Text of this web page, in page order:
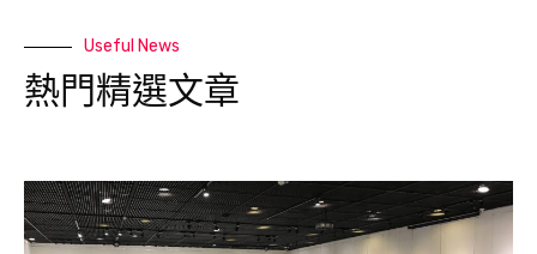
Useful News
熱門精選文章